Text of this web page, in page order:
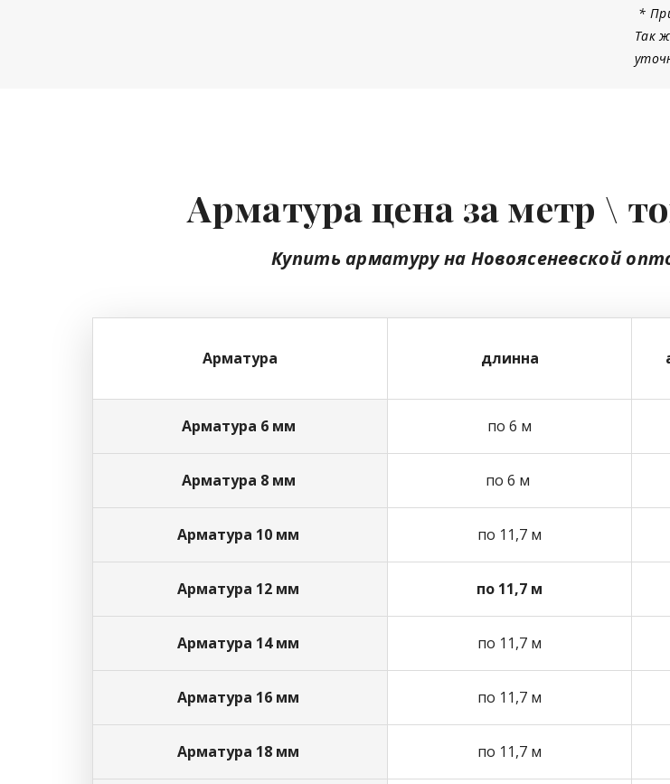
*
Так
Арматура цена за метр \
Купить арматуру на Новоясеневской
Арматура длинна
Арматура 6 мм по 6 м
Арматура 8 мм по 6 м
Арматура 10 мм по 11,7 м
Арматура 12 мм по 11,7 м
Арматура 14 мм по 11,7 м
Арматура 16 мм по 11,7 м
Арматура 18 мм по 11,7 м